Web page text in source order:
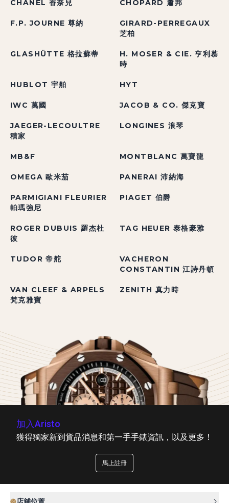
CHANEL 香奈兒 CHOPARD 蕭邦
F.P. JOURNE 尊納
GIRARD-PERREGAUX
芝柏
GLASHÜTTE 格拉蘇蒂
H. MOSER & CIE. 亨利慕
時
HUBLOT 宇舶 HYT
IWC 萬國 JACOB & CO. 傑克寶
JAEGER-LECOULTRE
積家
LONGINES 浪琴
MB&F MONTBLANC 萬寶龍
OMEGA 歐米茄 PANERAI 沛納海
PARMIGIANI FLEURIER
帕瑪強尼
PIAGET 伯爵
ROGER DUBUIS 羅杰杜
彼
TAG HEUER 泰格豪雅
TUDOR 帝舵
VACHERON
CONSTANTIN 江詩丹頓
VAN CLEEF & ARPELS
梵克雅寶
ZENITH 真力時
加入Aristo
獲得獨家新到貨品消息和第一手手錶資訊，以及更多！
馬上註冊
店舖位置